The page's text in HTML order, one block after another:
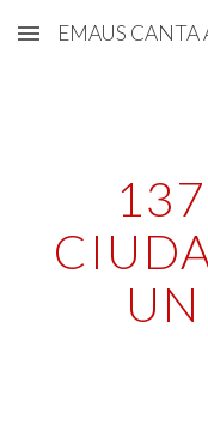
Skip to main content
EMAUS CANTA